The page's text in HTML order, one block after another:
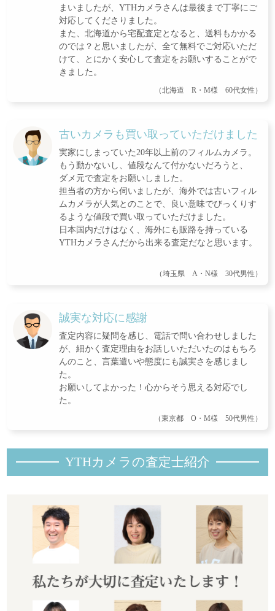
まいましたが、YTHカメラさんは最後まで丁寧にご
対応してくださりました。
また、北海道から宅配査定となると、送料もかかる
のでは？と思いましたが、全て無料でご対応いただ
けて、とにかく安心して査定をお願いすることがで
きました。
（北海道 R・M様 60代女性）
古いカメラも買い取っていただけました
実家にしまっていた20年以上前のフィルムカメラ。
もう動かないし、値段なんて付かないだろうと、
ダメ元で査定をお願いしました。
担当者の方から伺いましたが、海外では古いフィル
ムカメラが人気とのことで、良い意味でびっくりす
るような値段で買い取っていただけました。
日本国内だけはなく、海外にも販路を持っている
YTHカメラさんだから出来る査定だなと思います。
（埼玉県 A・N様 30代男性）
誠実な対応に感謝
査定内容に疑問を感じ、電話で問い合わせしました
が、細かく査定理由をお話しいただいたのはもちろ
んのこと、言葉遣いや態度にも誠実さを感じまし
た。
お願いしてよかった！心からそう思える対応でし
た。
（東京都 O・M様 50代男性）
YTHカメラの査定士紹介